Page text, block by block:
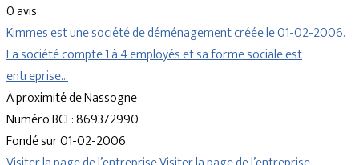
0 avis
Kimmes est une société de déménagement créée le 01-02-2006.
La société compte 1 à 4 employés et sa forme sociale est
entreprise…
À proximité de Nassogne
Numéro BCE: 869372990
Fondé sur 01-02-2006